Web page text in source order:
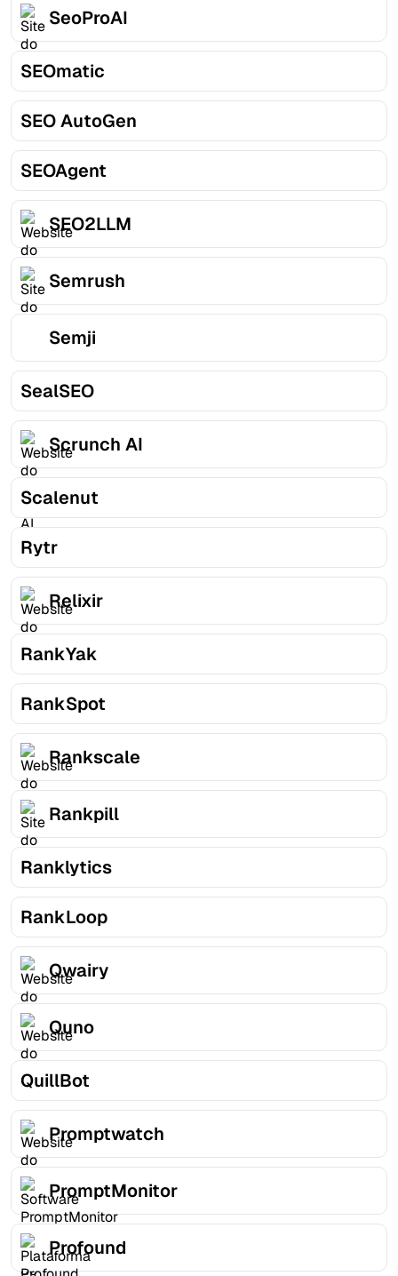
SeoProAI
SEOmatic
SEO AutoGen
SEOAgent
SEO2LLM
Semrush
Semji
SealSEO
Scrunch AI
Scalenut
Rytr
Relixir
RankYak
RankSpot
Rankscale
Rankpill
Ranklytics
RankLoop
Qwairy
Quno
QuillBot
Promptwatch
PromptMonitor
Profound